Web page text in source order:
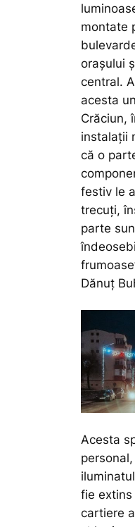
montate
orașului
central.
acesta
Crăciun,
instalații
că o
festiv le
trecuți,
parte
Dănuț
Acesta
fie
cartiere